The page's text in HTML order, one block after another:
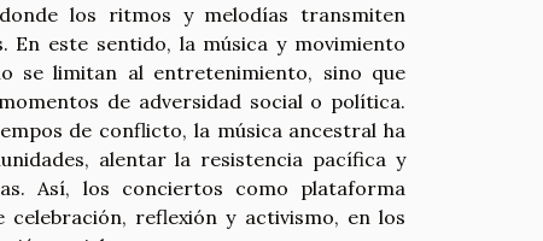
los ritmos y melodías transmiten
En este sentido, la música y movimiento
se limitan al entretenimiento, sino que
de adversidad social o política.
de conflicto, la música ancestral ha
alentar la resistencia pacífica y
Así, los conciertos como plataforma
reflexión y activismo, en los